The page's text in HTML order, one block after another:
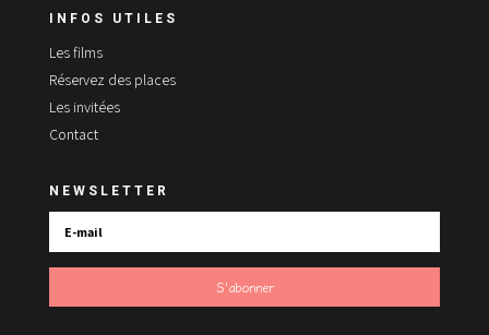
INFOS UTILES
Les films
Réservez des places
Les invitées
Contact
NEWSLETTER
S'abonner